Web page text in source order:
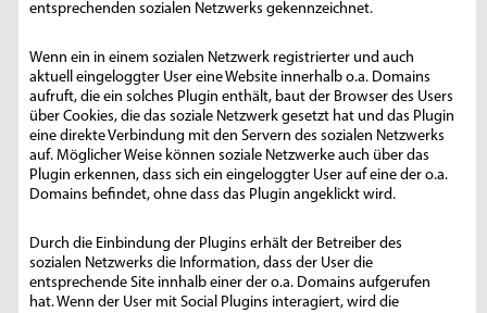
entsprechenden sozialen Netzwerks gekennzeichnet.
Wenn ein in einem sozialen Netzwerk registrierter und auch
aktuell eingeloggter User eine Website innerhalb o.a. Domains
aufruft, die ein solches Plugin enthält, baut der Browser des Users
über Cookies, die das soziale Netzwerk gesetzt hat und das Plugin
eine direkte Verbindung mit den Servern des sozialen Netzwerks
auf. Möglicher Weise können soziale Netzwerke auch über das
Plugin erkennen, dass sich ein eingeloggter User auf eine der o.a.
Domains befindet, ohne dass das Plugin angeklickt wird.
Durch die Einbindung der Plugins erhält der Betreiber des
sozialen Netzwerks die Information, dass der User die
entsprechende Site innhalb einer der o.a. Domains aufgerufen
hat. Wenn der User mit Social Plugins interagiert, wird die